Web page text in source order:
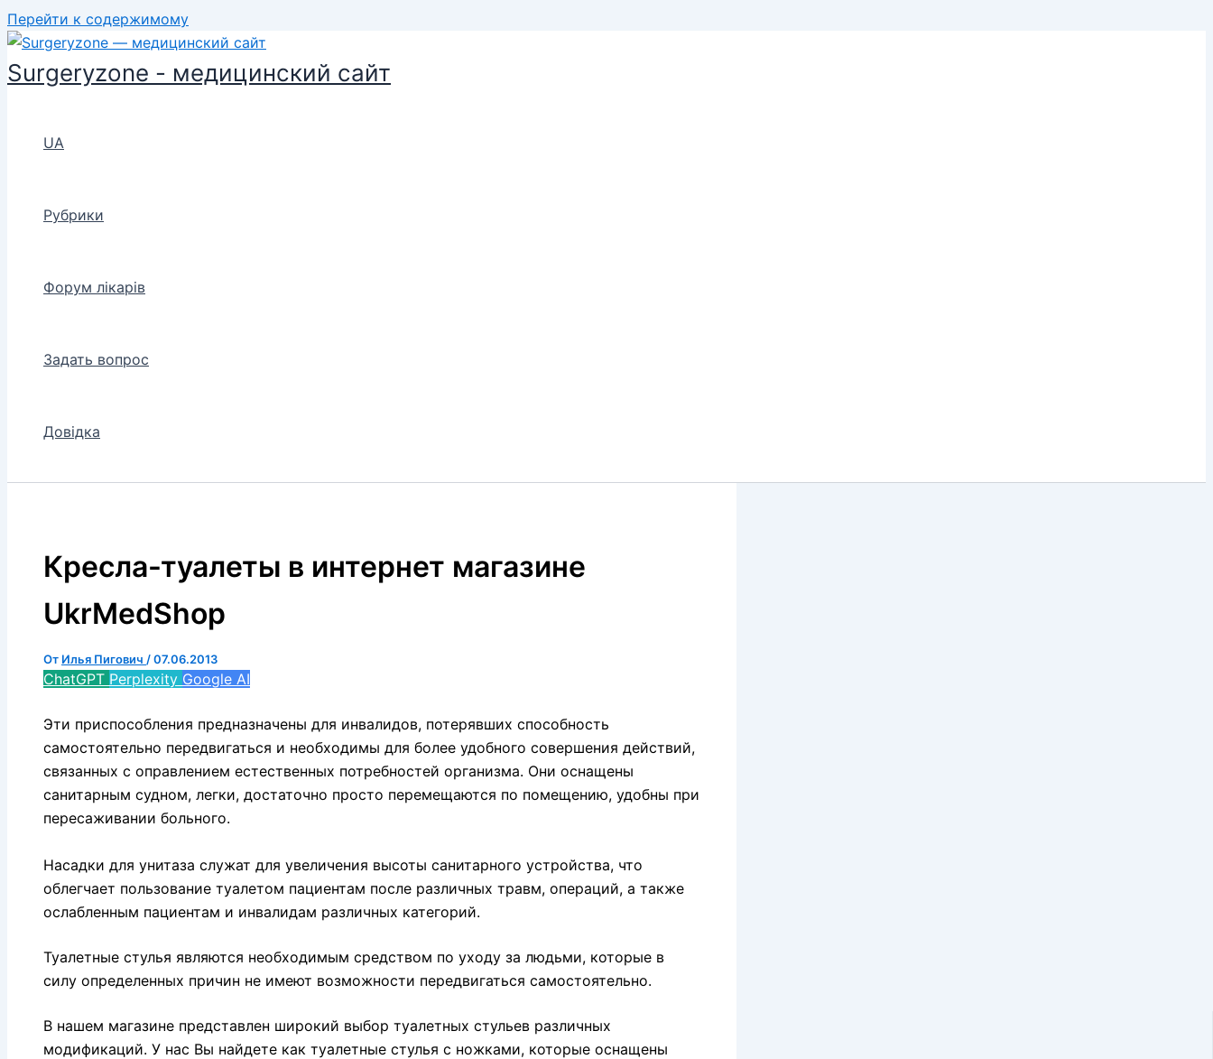
Перейти к содержимому
Surgeryzone - медицинский сайт
UA
Рубрики
Форум лікарів
Задать вопрос
Довідка
Кресла-туалеты в интернет магазине
UkrMedShop
От Илья Пигович /07.06.2013
ChatGPT Perplexity Google AI
Эти приспособления предназначены для инвалидов, потерявших способность
самостоятельно передвигаться и необходимы для более удобного совершения действий,
связанных с оправлением естественных потребностей организма. Они оснащены
санитарным судном, легки, достаточно просто перемещаются по помещению, удобны при
пересаживании больного.
Насадки для унитаза служат для увеличения высоты санитарного устройства, что
облегчает пользование туалетом пациентам после различных травм, операций, а также
ослабленным пациентам и инвалидам различных категорий.
Туалетные стулья являются необходимым средством по уходу за людьми, которые в
силу определенных причин не имеют возможности передвигаться самостоятельно.
В нашем магазине представлен широкий выбор туалетных стульев различных
модификаций. У нас Вы найдете как туалетные стулья с ножками, которые оснащены